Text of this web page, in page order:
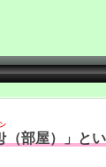
（部屋）」と